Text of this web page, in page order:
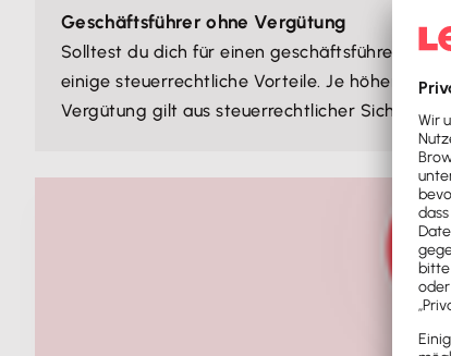
Geschäftsführer ohne Vergütung
Solltest du dich für einen geschäftsführenden
einige steuerrechtliche Vorteile. Je höher die
Vergütung gilt aus steuerrechtlicher Sicht als